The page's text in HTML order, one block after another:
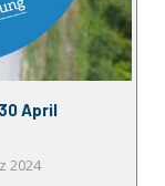
April
2024